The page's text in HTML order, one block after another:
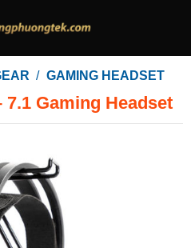
/ GAMING HEADSET
Gaming Headset